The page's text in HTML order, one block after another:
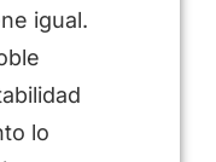
igual.
lo